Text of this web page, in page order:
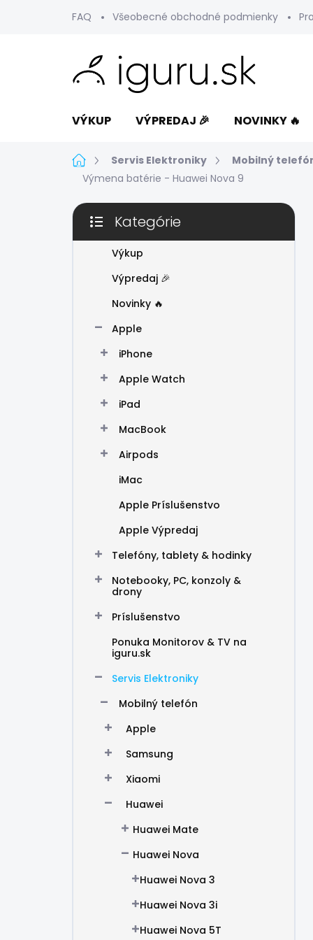
FAQ Všeobecné obchodné podmienky
VÝKUP VÝPREDAJ 🎉 NOVINKY 🔥
DomovServis Elektroniky Mobilný
Výmena batérie - Huawei Nova 9
B
č
Preskočiť
kategórie
Kategórie
Výkup
Výpredaj 🎉
Novinky 🔥
Apple
iPhone
Apple Watch
iPad
MacBook
Airpods
iMac
Apple Príslušenstvo
Apple Výpredaj
Telefóny, tablety & hodinky
Notebooky, PC, konzoly &
drony
Príslušenstvo
Ponuka Monitorov & TV na
iguru.sk
Servis Elektroniky
Mobilný telefón
Apple
Samsung
Xiaomi
Huawei
Huawei Mate
Huawei Nova
Huawei Nova 3
Huawei Nova 3i
Huawei Nova 5T